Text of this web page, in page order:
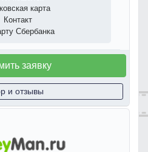
карта
Контакт
Сбербанка
заявку
и отзывы